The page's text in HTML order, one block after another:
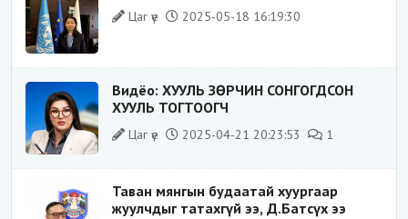
Цаг үе 2025-05-18 16:19:30
Видёо: ХУУЛЬ ЗӨРЧИН СОНГОГДСОН
ХУУЛЬ ТОГТООГЧ
Цаг үе 2025-04-21 20:23:53 1
Таван мянгын будаатай хуургаар
жуулчдыг татахгүй ээ, Д.Батсүх ээ